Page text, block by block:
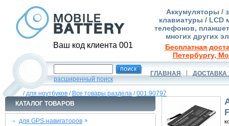
Ваш код клиента 001
Аккумуляторы /
клавиатуры / LCD
телефонов,
многих других
Бесплатная
Петербургу,
расширенный поиск
ГЛАВНАЯ ДОСТАВКА
/для ноутбуков / Все товары раздела /001.90797
КАТАЛОГ ТОВАРОВ
для GPS-навигаторов